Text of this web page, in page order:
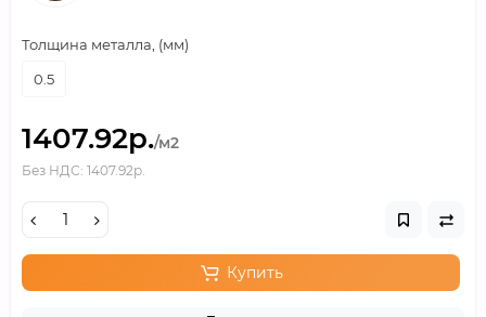
Толщина металла, (мм)
0.5
1407.92р./м2
Без НДС: 1407.92р.
Купить